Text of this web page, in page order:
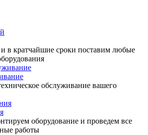
в кратчайшие сроки поставим любые
обслуживание вашего
оборудование и проведем все
работы